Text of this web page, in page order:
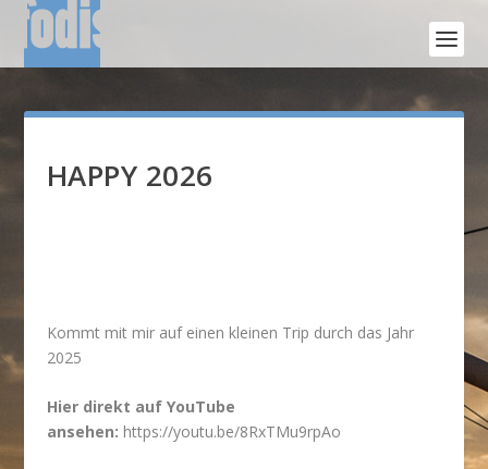
HAPPY 2026
Kommt mit mir auf einen kleinen Trip durch das Jahr
2025
Hier direkt auf YouTube
ansehen: https://youtu.be/8RxTMu9rpAo